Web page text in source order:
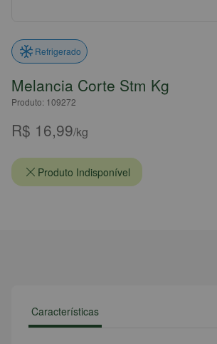
Refrigerado
Melancia Corte Stm Kg
Produto: 109272
R$ 16,99/kg
Produto Indisponível
Características